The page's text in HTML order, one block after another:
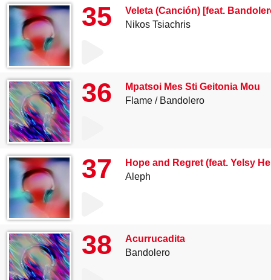
35
Veleta (Canción) [feat.
Nikos Tsiachris
36
Mpatsoi Mes Sti Geitonia Mou
Flame
Bandolero
37
Hope and Regret (feat. Yelsy
Aleph
38
Acurrucadita
Bandolero